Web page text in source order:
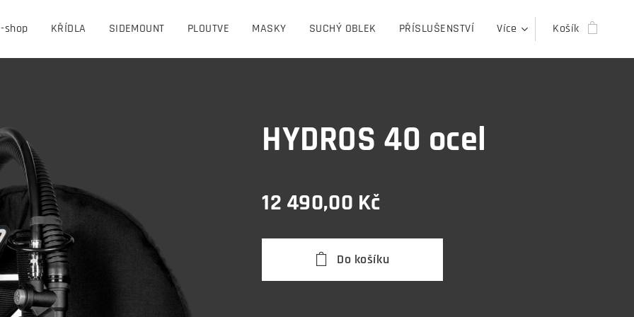
shop KŘÍDLA SIDEMOUNT PLOUTVE MASKY SUCHÝ OBLEK PŘÍSLUŠENSTVÍ Více Košík
HYDROS 40 ocel
12 490,00 Kč
Do košíku